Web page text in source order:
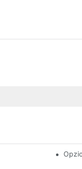
Gestione Efficiente